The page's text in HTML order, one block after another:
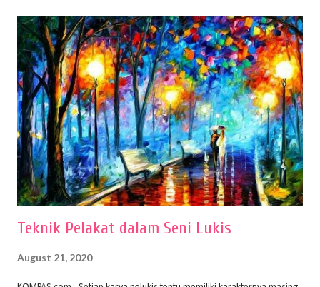
memiliki spesifikasi berbeda sesuai jenisnya. Berikut peralatan
menggambar bentuk: 1. Kertas Gambar Kegiatan menggambar
membutuhkan kertas yang baik agar proses pembuatan gambar lebih
nyaman dan maksimal. Bahan kertas yang baik salah satu syaratnya
adalah tidak mudah sobek, mengingat menggambar merupakan
proses menggores dan menghapus. Kertas adalah bahan yang paling
ideal digunakan untuk menggambar. Dalam menggambar
menggunakan pen...
Teknik Pelakat dalam Seni Lukis
August 21, 2020